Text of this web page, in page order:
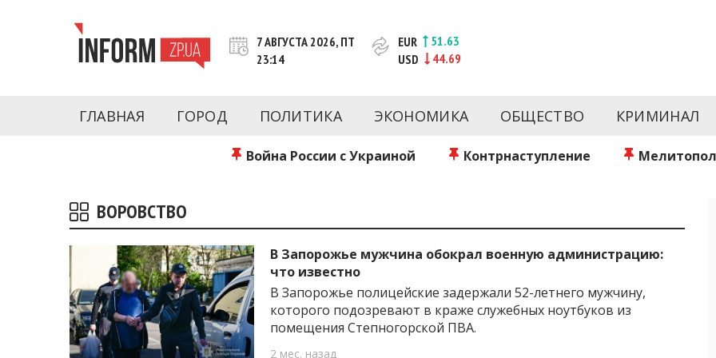
INFORM.ZP.UA – это информационный портал и сайт новостей города Запорожья. Каждый
последние новости Запорожья и Запорожской области за день. Информация и персоны Запорожья.
о событиях города Запорожья и области.
7 АВГУСТА 2026, ПТ
23:14
EUR
51.63
USD
44.69
ГЛАВНАЯ ГОРОД ПОЛИТИКА ЭКОНОМИКА ОБЩЕСТВО КРИМИНАЛ
Война России с Украиной Контрнаступление
ВОРОВСТВО
В Запорожье мужчина обокрал военную администрацию:
что известно
В Запорожье полицейские задержали 52-летнего мужчину,
которого подозревают в краже служебных ноутбуков из
помещения Степногорской ПВА.
2 мес. назад